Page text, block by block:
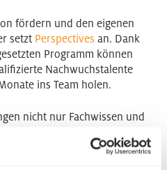
fördern und den eigenen
setzt Perspectives an. Dank
Programm können
Nachwuchstalente
ins Team holen.
nicht nur Fachwissen und
fördern. Ob